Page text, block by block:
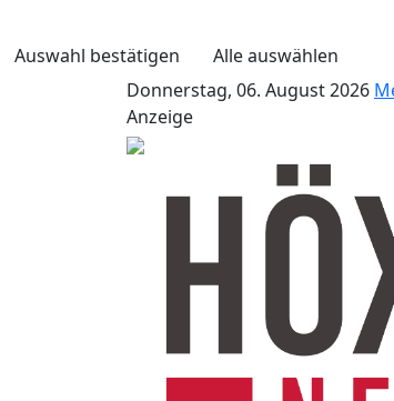
Auswahl bestätigen
Alle auswählen
Donnerstag, 06. August 2026
Anzeige